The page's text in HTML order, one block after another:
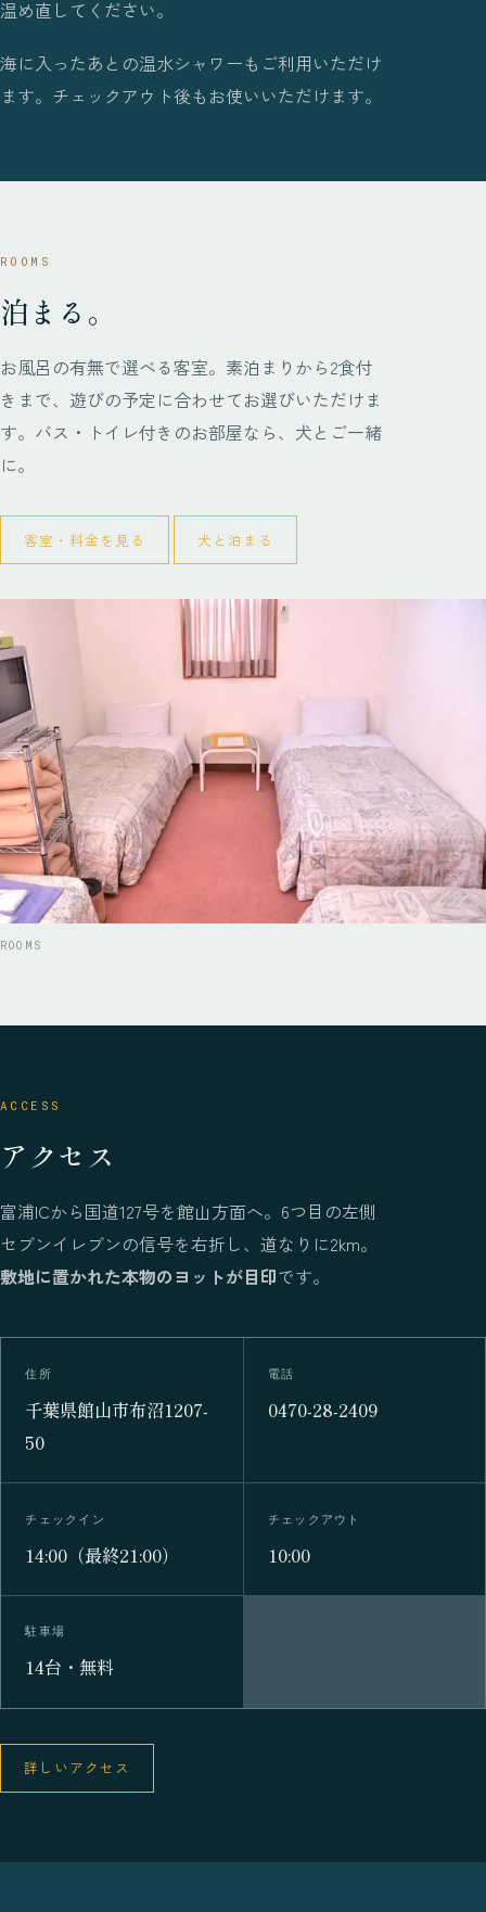
温め直してください。
海に入ったあとの温水シャワーもご利用いただけ
ます。チェックアウト後もお使いいただけます。
ROOMS
泊まる。
お風呂の有無で選べる客室。素泊まりから2食付
きまで、遊びの予定に合わせてお選びいただけま
す。バス・トイレ付きのお部屋なら、犬とご一緒
に。
客室・料金を見る 犬と泊まる
ROOMS
ACCESS
アクセス
富浦ICから国道127号を館山方面へ。6つ目の左側
セブンイレブンの信号を右折し、道なりに2km。
敷地に置かれた本物のヨットが目印です。
住所
千葉県館山市布沼1207-
50
電話
0470-28-2409
チェックイン
14:00（最終21:00）
チェックアウト
10:00
駐車場
14台・無料
詳しいアクセス